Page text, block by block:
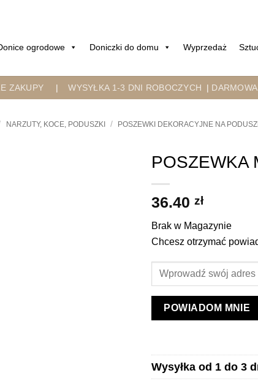
ogrodowe Doniczki do domu Wyprzedaż
ZAKUPY |WYSYŁKA 1-3 DNI ROBOCZYCH |
NARZUTY, KOCE, PODUSZKI / POSZEWKI DEKORACYJNE NA
POSZEWKA
36.40 zł
Brak w Magazynie
Chcesz otrzymać
POWIADOM MNIE
Wysyłka od 1 do 3